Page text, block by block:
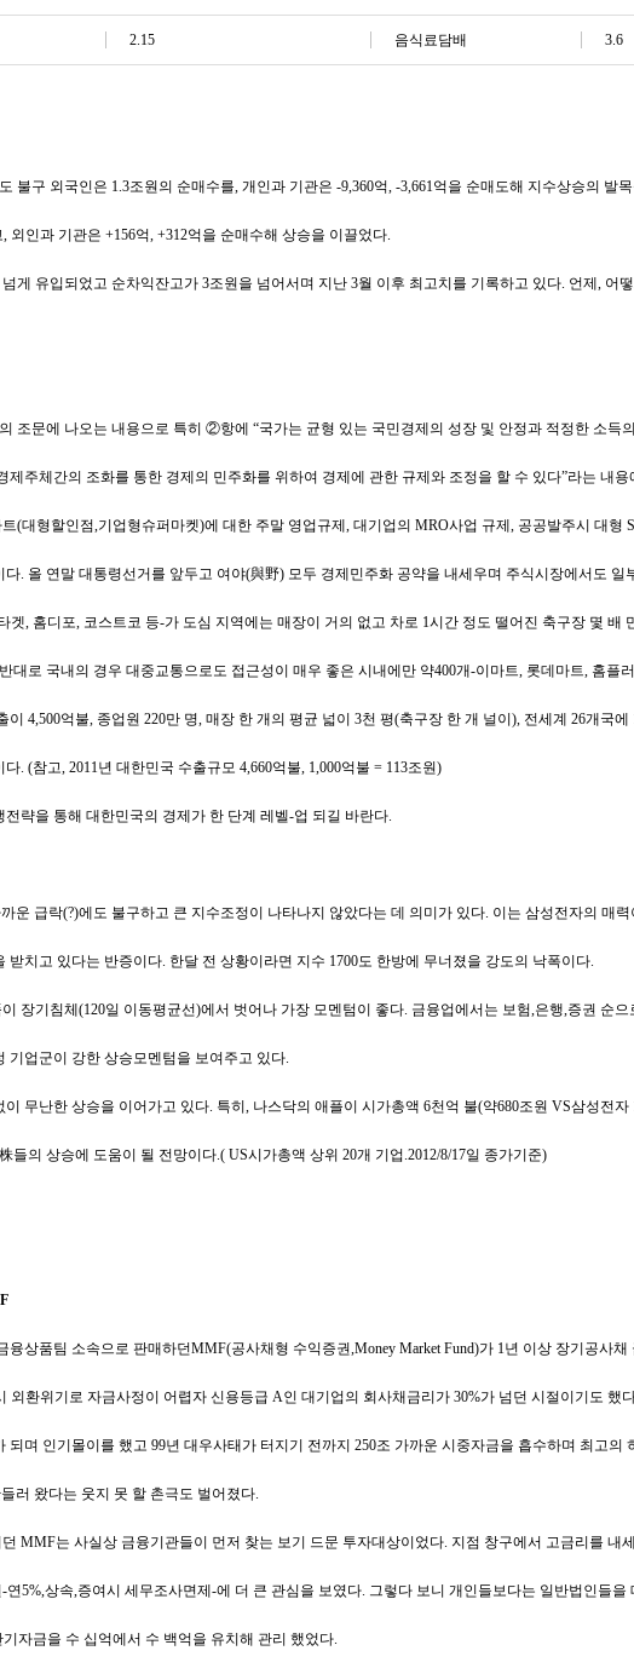
2.15 음식료담배 3.6
불구 외국인은 1.3조원의 순매수를, 개인과 기관은 -9,360억, -3,661억을 순매도해 지수상승의 발
외인과 기관은 +156억, +312억을 순매수해 상승을 이끌었다.
게 유입되었고 순차익잔고가 3조원을 넘어서며 지난 3월 이후 최고치를 기록하고 있다. 언제, 어
조문에 나오는 내용으로 특히 ②항에 “국가는 균형 있는 국민경제의 성장 및 안정과 적정한 소득
제주체간의 조화를 통한 경제의 민주화를 위하여 경제에 관한 규제와 조정을 할 수 있다”라는 내
(대형할인점,기업형슈퍼마켓)에 대한 주말 영업규제, 대기업의 MRO사업 규제, 공공발주시 대형
다. 올 연말 대통령선거를 앞두고 여야(與野) 모두 경제민주화 공약을 내세우며 주식시장에서도 일
겟, 홈디포, 코스트코 등-가 도심 지역에는 매장이 거의 없고 차로 1시간 정도 떨어진 축구장 몇 배
대로 국내의 경우 대중교통으로도 접근성이 매우 좋은 시내에만 약400개-이마트, 롯데마트, 홈플
이 4,500억불, 종업원 220만 명, 매장 한 개의 평균 넓이 3천 평(축구장 한 개 널이), 전세계 26개국
. (참고, 2011년 대한민국 수출규모 4,660억불, 1,000억불 = 113조원)
략을 통해 대한민국의 경제가 한 단계 레벨-업 되길 바란다.
운 급락(?)에도 불구하고 큰 지수조정이 나타나지 않았다는 데 의미가 있다. 이는 삼성전자의 매
받치고 있다는 반증이다. 한달 전 상황이라면 지수 1700도 한방에 무너졌을 강도의 낙폭이다.
장기침체(120일 이동평균선)에서 벗어나 가장 모멘텀이 좋다. 금융업에서는 보험,은행,증권 순
기업군이 강한 상승모멘텀을 보여주고 있다.
무난한 상승을 이어가고 있다. 특히, 나스닥의 애플이 시가총액 6천억 불(약680조원 VS삼성전
들의 상승에 도움이 될 전망이다.( US시가총액 상위 20개 기업.2012/8/17일 종가기준)
융상품팀 소속으로 판매하던MMF(공사채형 수익증권,Money Market Fund)가 1년 이상 장기공사채
외환위기로 자금사정이 어렵자 신용등급 A인 대기업의 회사채금리가 30%가 넘던 시절이기도 했
되며 인기몰이를 했고 99년 대우사태가 터지기 전까지 250조 가까운 시중자금을 흡수하며 최고의
러 왔다는 웃지 못 할 촌극도 벌어졌다.
MMF는 사실상 금융기관들이 먼저 찾는 보기 드문 투자대상이었다. 지점 창구에서 고금리를 내
5%,상속,증여시 세무조사면제-에 더 큰 관심을 보였다. 그렇다 보니 개인들보다는 일반법인들을
자금을 수 십억에서 수 백억을 유치해 관리 했었다.